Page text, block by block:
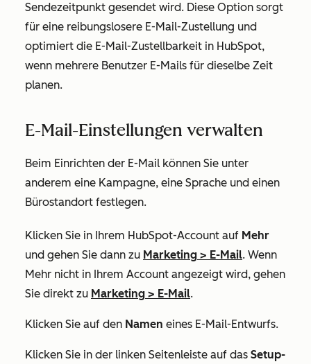
Sendezeitpunkt gesendet wird. Diese Option sorgt
für eine reibungslosere E-Mail-Zustellung und
optimiert die E-Mail-Zustellbarkeit in HubSpot,
wenn mehrere Benutzer E-Mails für dieselbe Zeit
planen.
E-Mail-Einstellungen verwalten
Beim Einrichten der E-Mail können Sie unter
anderem eine Kampagne, eine Sprache und einen
Bürostandort festlegen.
Klicken Sie in Ihrem HubSpot-Account auf Mehr
und gehen Sie dann zu Marketing > E-Mail. Wenn
Mehr nicht in Ihrem Account angezeigt wird, gehen
Sie direkt zu Marketing > E-Mail.
Klicken Sie auf den Namen eines E-Mail-Entwurfs.
Klicken Sie in der linken Seitenleiste auf das Setup-